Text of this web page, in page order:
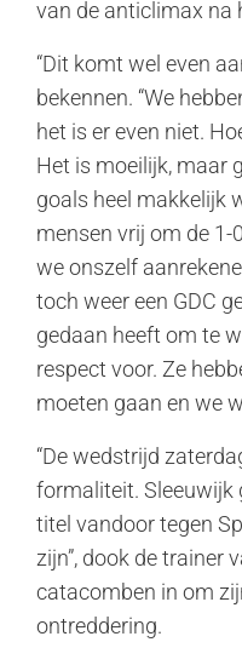
van de anticlimax na
“Dit komt wel even
bekennen. “We
het is er even niet.
Het is moeilijk, maar
goals heel makkelijk
mensen vrij om de 1-
we onszelf
toch weer een GDC
gedaan heeft om te
respect voor. Ze
moeten gaan en we
“De wedstrijd
formaliteit. Sleeuwijk
titel vandoor tegen
zijn”, dook de trainer
catacomben in om
ontreddering.